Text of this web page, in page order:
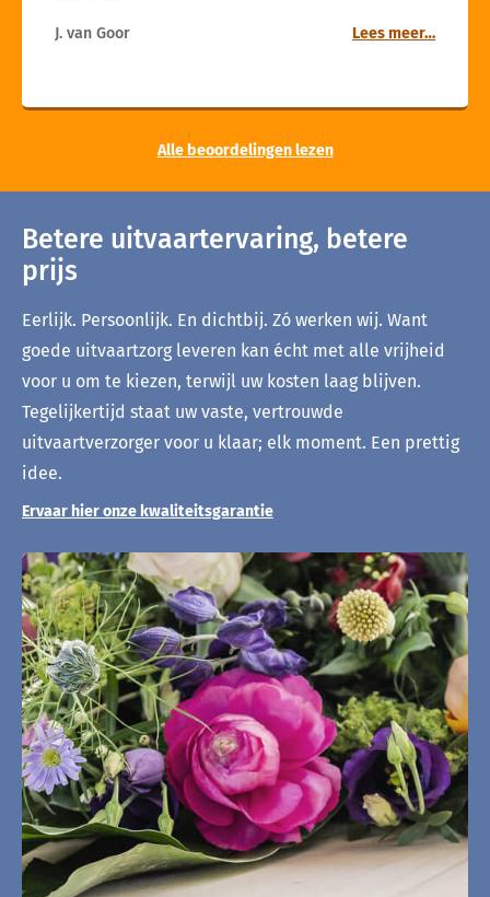
J. van Goor Lees meer…
Alle beoordelingen lezen
Betere uitvaartervaring, betere
prijs
Eerlijk. Persoonlijk. En dichtbij. Zó werken wij. Want
goede uitvaartzorg leveren kan écht met alle vrijheid
voor u om te kiezen, terwijl uw kosten laag blijven.
Tegelijkertijd staat uw vaste, vertrouwde
uitvaartverzorger voor u klaar; elk moment. Een prettig
idee.
Ervaar hier onze kwaliteitsgarantie